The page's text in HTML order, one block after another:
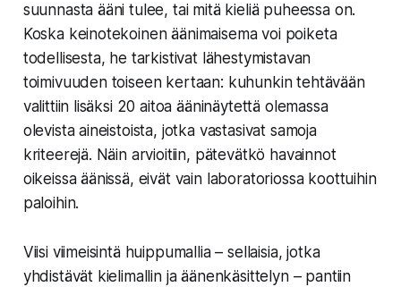
suunnasta ääni tulee, tai mitä kieliä puheessa on.
Koska keinotekoinen äänimaisema voi poiketa
todellisesta, he tarkistivat lähestymistavan
toimivuuden toiseen kertaan: kuhunkin tehtävään
valittiin lisäksi 20 aitoa ääninäytettä olemassa
olevista aineistoista, jotka vastasivat samoja
kriteerejä. Näin arvioitiin, pätevätkö havainnot
oikeissa äänissä, eivät vain laboratoriossa koottuihin
paloihin.
Viisi viimeisintä huippumallia – sellaisia, jotka
yhdistävät kielimallin ja äänenkäsittelyn – pantiin